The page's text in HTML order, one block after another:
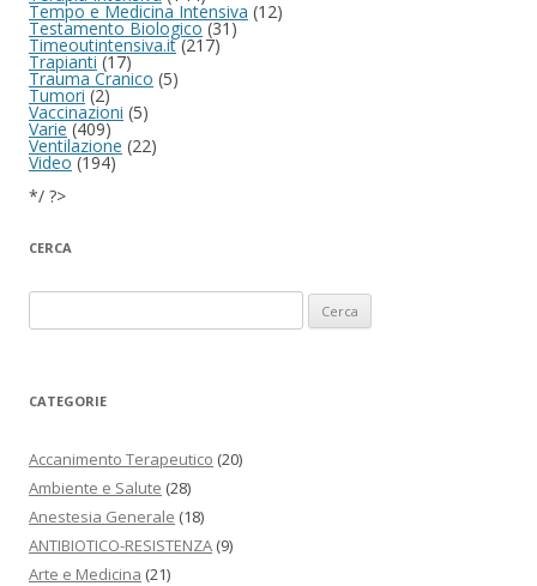
Tempo e Medicina Intensiva (12)
Testamento Biologico(31)
Timeoutintensiva.it(217)
Trapianti(17)
Trauma Cranico (5)
Tumori(2)
Vaccinazioni (5)
Varie(409)
Ventilazione (22)
Video(194)
*/ ?>
CERCA
CATEGORIE
Accanimento Terapeutico (20)
Ambiente e Salute (28)
Anestesia Generale (18)
ANTIBIOTICO-RESISTENZA (9)
Arte e Medicina (21)